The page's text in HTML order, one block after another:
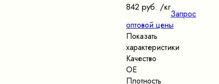
842 руб. /кг
Запрос
оптовой цены
Показать
характеристики
Качество
ОЕ
Плотность